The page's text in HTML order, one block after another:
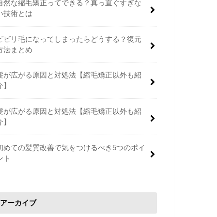
然な縮毛矯正ってできる？真っ直ぐすぎな
技術とは
ビリ毛になってしまったらどうする？復元
法まとめ
が広がる原因と対処法【縮毛矯正以外も紹
】
が広がる原因と対処法【縮毛矯正以外も紹
】
めての髪質改善で気をつけるべき5つのポイ
ト
アーカイブ